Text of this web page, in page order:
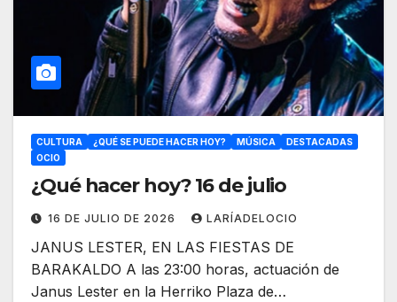
CULTURA ¿QUÉ SE PUEDE HACER HOY? MÚSICA
DESTACADAS
OCIO
¿Qué hacer hoy? 16 de julio
16 DE JULIO DE 2026 LARÍADELOCIO
JANUS LESTER, EN LAS FIESTAS DE
BARAKALDO A las 23:00 horas, actuación de
Janus Lester en la Herriko Plaza de…